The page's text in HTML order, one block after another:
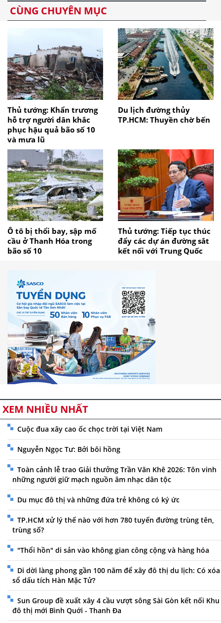
CÙNG CHUYÊN MỤC
Thủ tướng: Khẩn trương
hỗ trợ người dân khắc
phục hậu quả bão số 10
và mưa lũ
Du lịch đường thủy
TP.HCM: Thuyền chờ bến
Ô tô bị thổi bay, sập mố
cầu ở Thanh Hóa trong
bão số 10
Thủ tướng: Tiếp tục thúc
đẩy các dự án đường sắt
kết nối với Trung Quốc
XEM NHIỀU NHẤT
Cuộc đua xây cao ốc chọc trời tại Việt Nam
Nguyễn Ngọc Tư: Bởi bôi hồng
Toàn cảnh lễ trao Giải thưởng Trần Văn Khê 2026: Tôn vinh
những người giữ mạch nguồn âm nhạc dân tộc
Du mục đô thị và những đứa trẻ không có ký ức
TP.HCM xử lý thế nào với hơn 780 tuyến đường trùng tên,
trùng số?
"Thổi hồn" di sản vào không gian công cộng và hàng hóa
Di dời làng phong gần 100 năm để xây đô thị du lịch: Có xóa
sổ dấu tích Hàn Mặc Tử?
Sun Group đề xuất xây 4 cầu vượt sông Sài Gòn kết nối Khu
đô thị mới Bình Quới - Thanh Đa